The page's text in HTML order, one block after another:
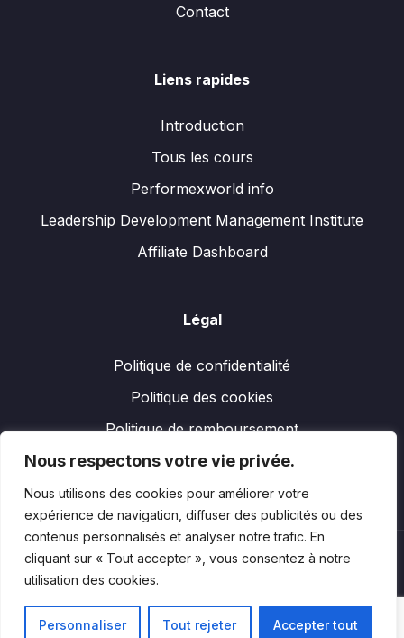
Nous respectons votre vie privée.
Nous utilisons des cookies pour améliorer votre
expérience de navigation, diffuser des publicités ou des
contenus personnalisés et analyser notre trafic. En
cliquant sur « Tout accepter », vous consentez à notre
utilisation des cookies.
Personnaliser Tout rejeter Accepter tout
Contact
Liens rapides
Introduction
Tous les cours
Performexworld info
Leadership Development Management Institute
Affiliate Dashboard
Légal
Politique de confidentialité
Politique des cookies
Politique de remboursement